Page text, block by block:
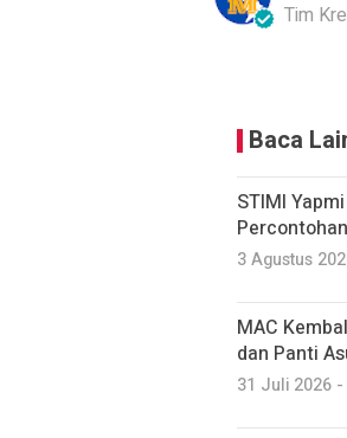
Tim
Baca
STIMI
3 Agustus
MAC
dan Panti
31 Juli 2026 -